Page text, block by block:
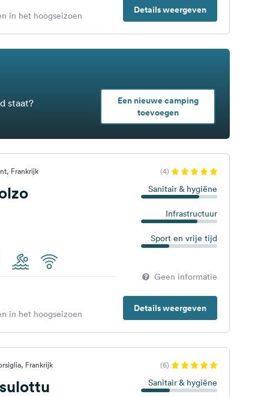
Details weergeven
in het hoogseizoen
staat?
Een nieuwe camping
toevoegen
Frankrijk (4)
Sanitair & hygiëne
Infrastructuur
Sport en vrije tijd
Geen informatie
Details weergeven
in het hoogseizoen
Frankrijk (6)
Sanitair & hygiëne